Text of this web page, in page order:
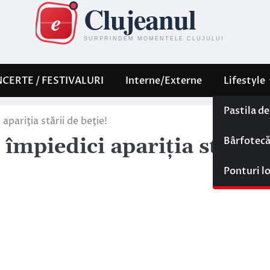
/ FESTIVALURI Interne/Externe Lifestyle
Pastila
Bârfotecă
Ponturi
apariţia stării de beţie!
împiedici apariţia stării